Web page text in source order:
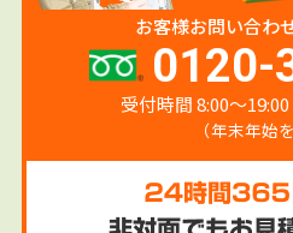
お客様お問い合わ
0120-
受付時間 8:00〜
（年末年始